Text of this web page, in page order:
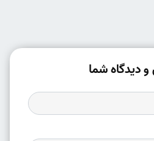
دیدگاه شما